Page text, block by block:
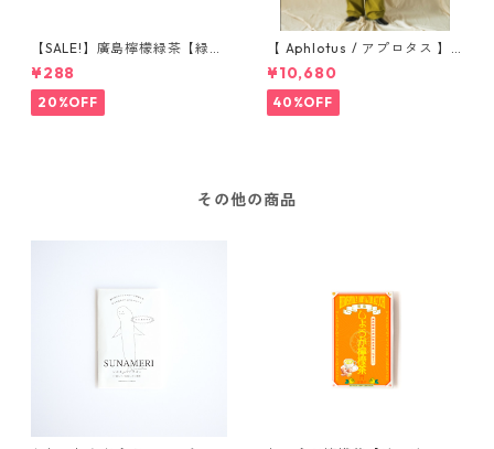
【SALE!】廣島檸檬緑茶【緑茶
レモネードパウダー】2包入り
¥288
20%OFF
【 Aphlotus / アプロタス 】
ヴィンテージライク アトリエ
コート グリーン 送料無料
¥10,680
40%OFF
その他の商品